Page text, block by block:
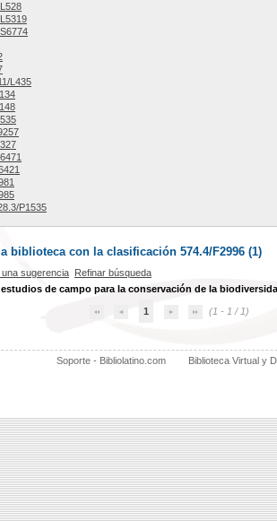
L435
P1535
biblioteca con la clasificación 574.4/F2996 (1)
una sugerencia Refinar búsqueda
de campo para la conservación de la
1 (1 - 1 / 1)
Soporte - Bibliolatino.com Biblioteca Virtual y